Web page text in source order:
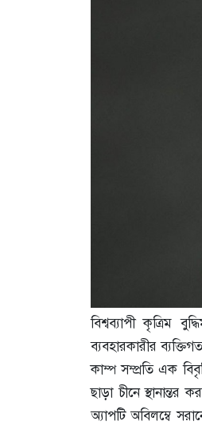
বিশ্বব্যাপী কৃত্রিম
ব্যবহারকারীর
কাম্প সম্প্রতি এক
ছাড়া চীনে
অ্যাপটি অবিলম্বে